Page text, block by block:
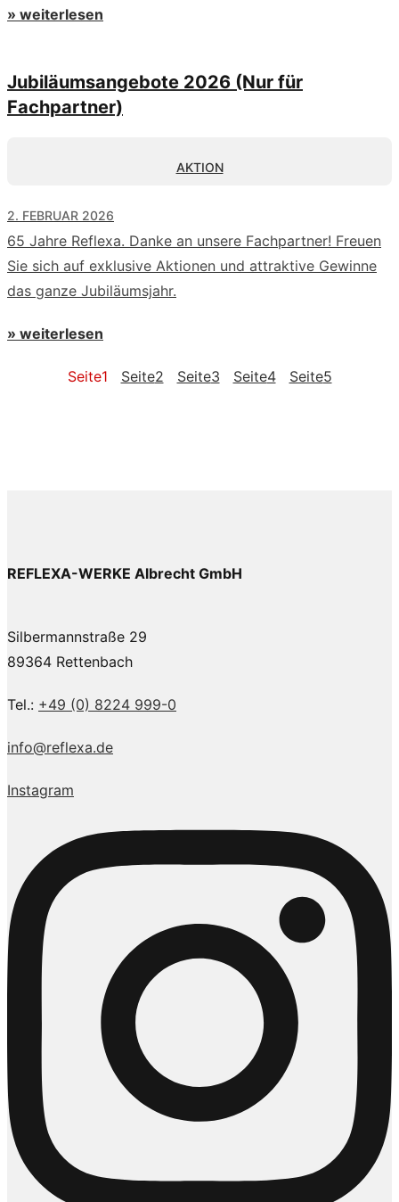
» weiterlesen
Jubiläumsangebote 2026 (Nur für
Fachpartner)
AKTION
2. FEBRUAR 2026
65 Jahre Reflexa. Danke an unsere Fachpartner! Freuen
Sie sich auf exklusive Aktionen und attraktive Gewinne
das ganze Jubiläumsjahr.
» weiterlesen
Seite1 Seite2 Seite3 Seite4 Seite5
REFLEXA-WERKE Albrecht GmbH
Silbermannstraße 29
89364 Rettenbach
Tel.: +49 (0) 8224 999-0
info@reflexa.de
Instagram